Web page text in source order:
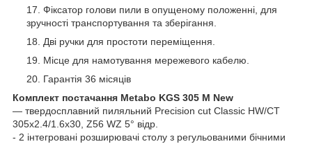
Фіксатор голови пили в опущеному положенні, для
зручності транспортування та зберігання.
Дві ручки для простоти переміщення.
Місце для намотування мережевого кабелю.
Гарантія 36 місяців
Комплект постачання Metabo KGS 305 M New
— твердосплавний пиляльний Precision cut Classic HW/CT
305х2.4/1.6x30, Z56 WZ 5° відр.
- 2 інтегровані розширювачі столу з регульованими бічними